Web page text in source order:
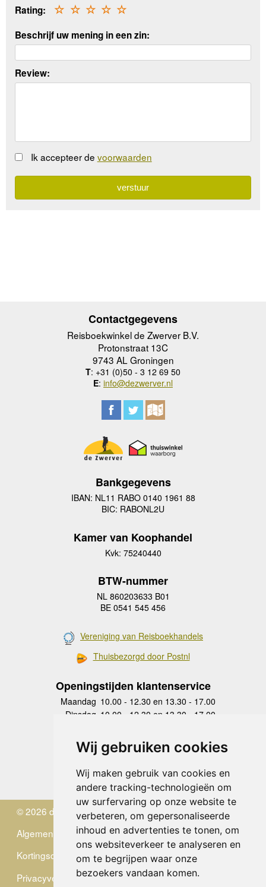
Wij gebruiken cookies
Wij maken gebruik van cookies en
andere tracking-technologieën om
uw surfervaring op onze website te
verbeteren, om gepersonaliseerde
inhoud en advertenties te tonen, om
ons websiteverkeer te analyseren en
om te begrijpen waar onze
bezoekers vandaan komen.
Rating: ☆
☆
☆
☆
☆
Beschrijf uw mening in een zin:
Review:
Ik accepteer de voorwaarden
Contactgegevens
Reisboekwinkel de Zwerver B.V.
Protonstraat 13C
9743 AL Groningen
T: +31 (0)50 - 3 12 69 50
E: info@dezwerver.nl
Bankgegevens
IBAN: NL11 RABO 0140 1961 88
BIC: RABONL2U
Kamer van Koophandel
Kvk: 75240440
BTW-nummer
NL 860203633 B01
BE 0541 545 456
Vereniging van Reisboekhandels
Thuisbezorgd door Postnl
Openingstijden klantenservice
Maandag 10.00 - 12.30 en 13.30 - 17.00
Dinsdag 10.00 - 12.30 en 13.30 - 17.00
Donderdag
10.00 - 12.30 en 13.30 - 17.00
Vrijdag 10.00 - 12.30 en 13.30 - 17.00
Zaterdag
gesloten
Zondag gesloten
© 2026 de Zwerver
Algemene Voorwaarden
Kortingscode
Privacyverklaring